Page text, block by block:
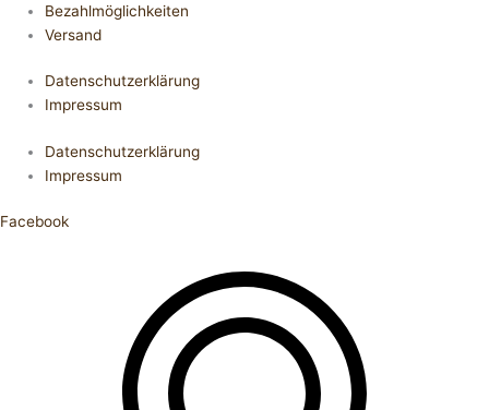
Bezahlmöglichkeiten
Versand
Datenschutzerklärung
Impressum
Datenschutzerklärung
Impressum
Facebook